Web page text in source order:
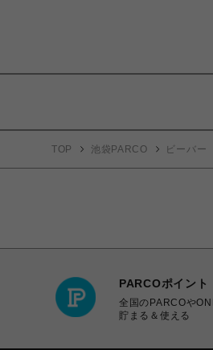
TOP 池袋PARCO ビーバー
PARCOポイント
全国のPARCOや
貯まる＆使える